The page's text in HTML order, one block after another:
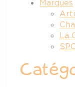
Marques
La